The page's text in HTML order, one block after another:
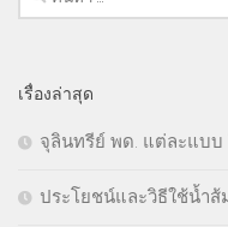
สำหรับ:
เรื่องล่าสุด
จุลินทรีย์ พด. แต่ละแบบ
ประโยชน์และวิธีใช้น้ำส้